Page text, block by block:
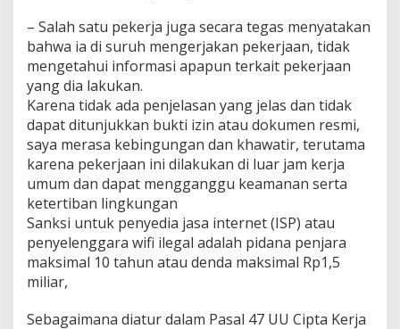
– Salah satu pekerja juga secara tegas menyatakan
bahwa ia di suruh mengerjakan pekerjaan, tidak
mengetahui informasi apapun terkait pekerjaan
yang dia lakukan.
Karena tidak ada penjelasan yang jelas dan tidak
dapat ditunjukkan bukti izin atau dokumen resmi,
saya merasa kebingungan dan khawatir, terutama
karena pekerjaan ini dilakukan di luar jam kerja
umum dan dapat mengganggu keamanan serta
ketertiban lingkungan
Sanksi untuk penyedia jasa internet (ISP) atau
penyelenggara wifi ilegal adalah pidana penjara
maksimal 10 tahun atau denda maksimal Rp1,5
miliar,
Sebagaimana diatur dalam Pasal 47 UU Cipta Kerja